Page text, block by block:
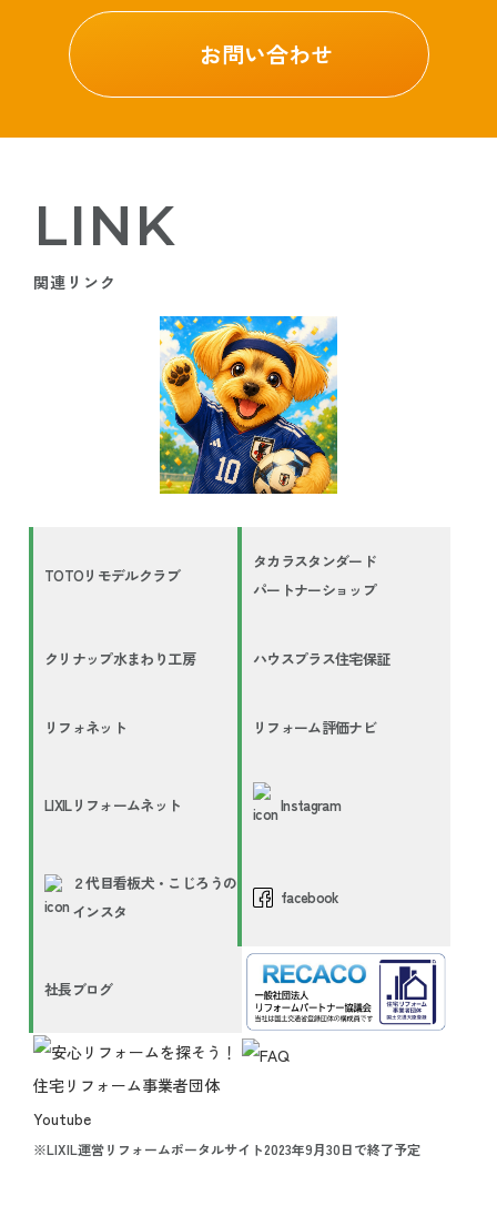
お問い合わせ
LINK
関連リンク
TOTOリモデルクラブ
タカラスタンダード
パートナーショップ
クリナップ水まわり工房 ハウスプラス住宅保証
リフォネット リフォーム評価ナビ
LIXILリフォームネット Instagram
２代目看板犬・こじろうの
インスタ
facebook
社長ブログ
※LIXIL運営リフォームポータルサイト2023年9月30日で終了予定